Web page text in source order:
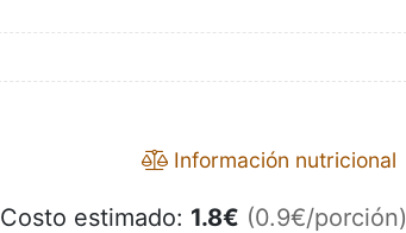
Información nutricional
Costo estimado: 1.8€ (0.9€/porción)